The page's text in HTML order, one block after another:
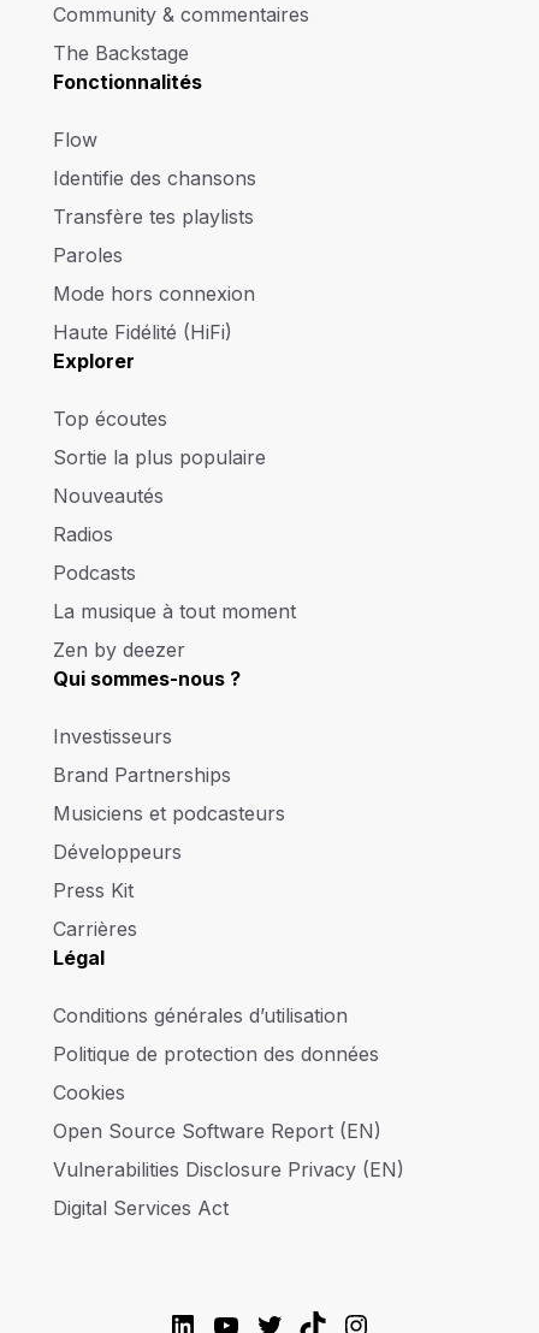
Community & commentaires
The Backstage
Fonctionnalités
Flow
Identifie des chansons
Transfère tes playlists
Paroles
Mode hors connexion
Haute Fidélité (HiFi)
Explorer
Top écoutes
Sortie la plus populaire
Nouveautés
Radios
Podcasts
La musique à tout moment
Zen by deezer
Qui sommes-nous ?
Investisseurs
Brand Partnerships
Musiciens et podcasteurs
Développeurs
Press Kit
Carrières
Légal
Conditions générales d’utilisation
Politique de protection des données
Cookies
Open Source Software Report (EN)
Vulnerabilities Disclosure Privacy (EN)
Digital Services Act
LinkedIn
YouTube
Twitter
TikTokInstagram